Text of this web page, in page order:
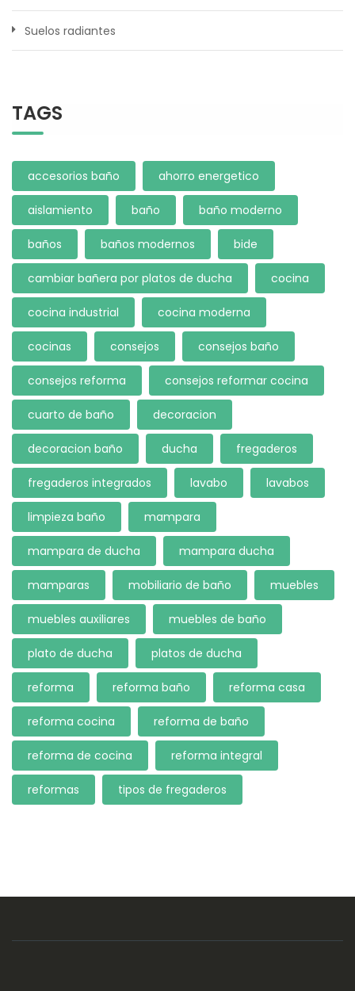
Suelos radiantes
TAGS
accesorios baño ahorro energetico
aislamiento baño baño moderno
baños baños modernos bide
cambiar bañera por platos de ducha cocina
cocina industrial cocina moderna
cocinas consejos consejos baño
consejos reforma consejos reformar cocina
cuarto de baño decoracion
decoracion baño ducha fregaderos
fregaderos integrados lavabo lavabos
limpieza baño mampara
mampara de ducha mampara ducha
mamparas mobiliario de baño muebles
muebles auxiliares muebles de baño
plato de ducha platos de ducha
reforma reforma baño reforma casa
reforma cocina reforma de baño
reforma de cocina reforma integral
reformas tipos de fregaderos